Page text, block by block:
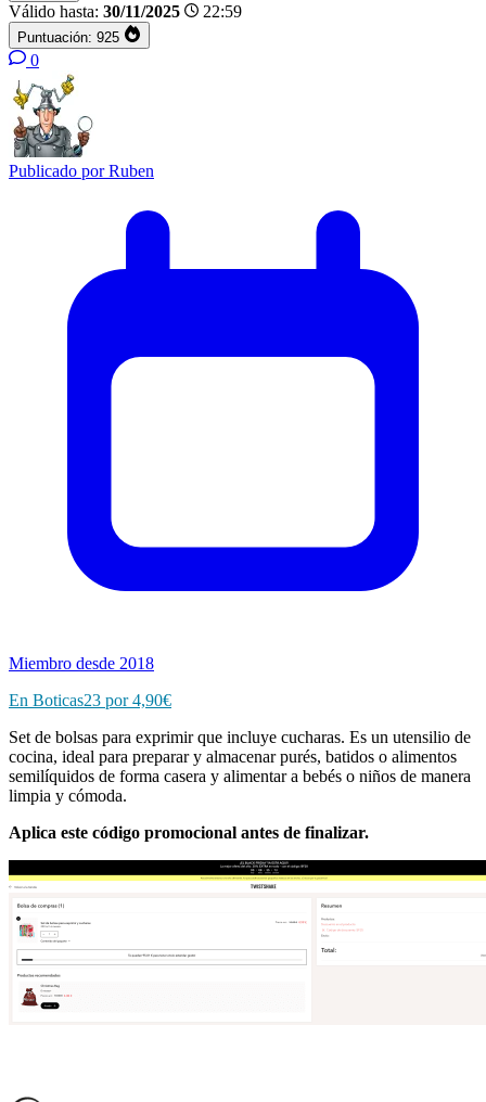
Válido hasta: 30/11/2025 22:59
Puntuación: 925
0
Publicado porRuben
Miembro desde 2018
En Boticas23 por 4,90€
Set de bolsas para exprimir que incluye cucharas. Es un utensilio de
cocina, ideal para preparar y almacenar purés, batidos o alimentos
semilíquidos de forma casera y alimentar a bebés o niños de manera
limpia y cómoda.
Aplica este código promocional antes de finalizar.